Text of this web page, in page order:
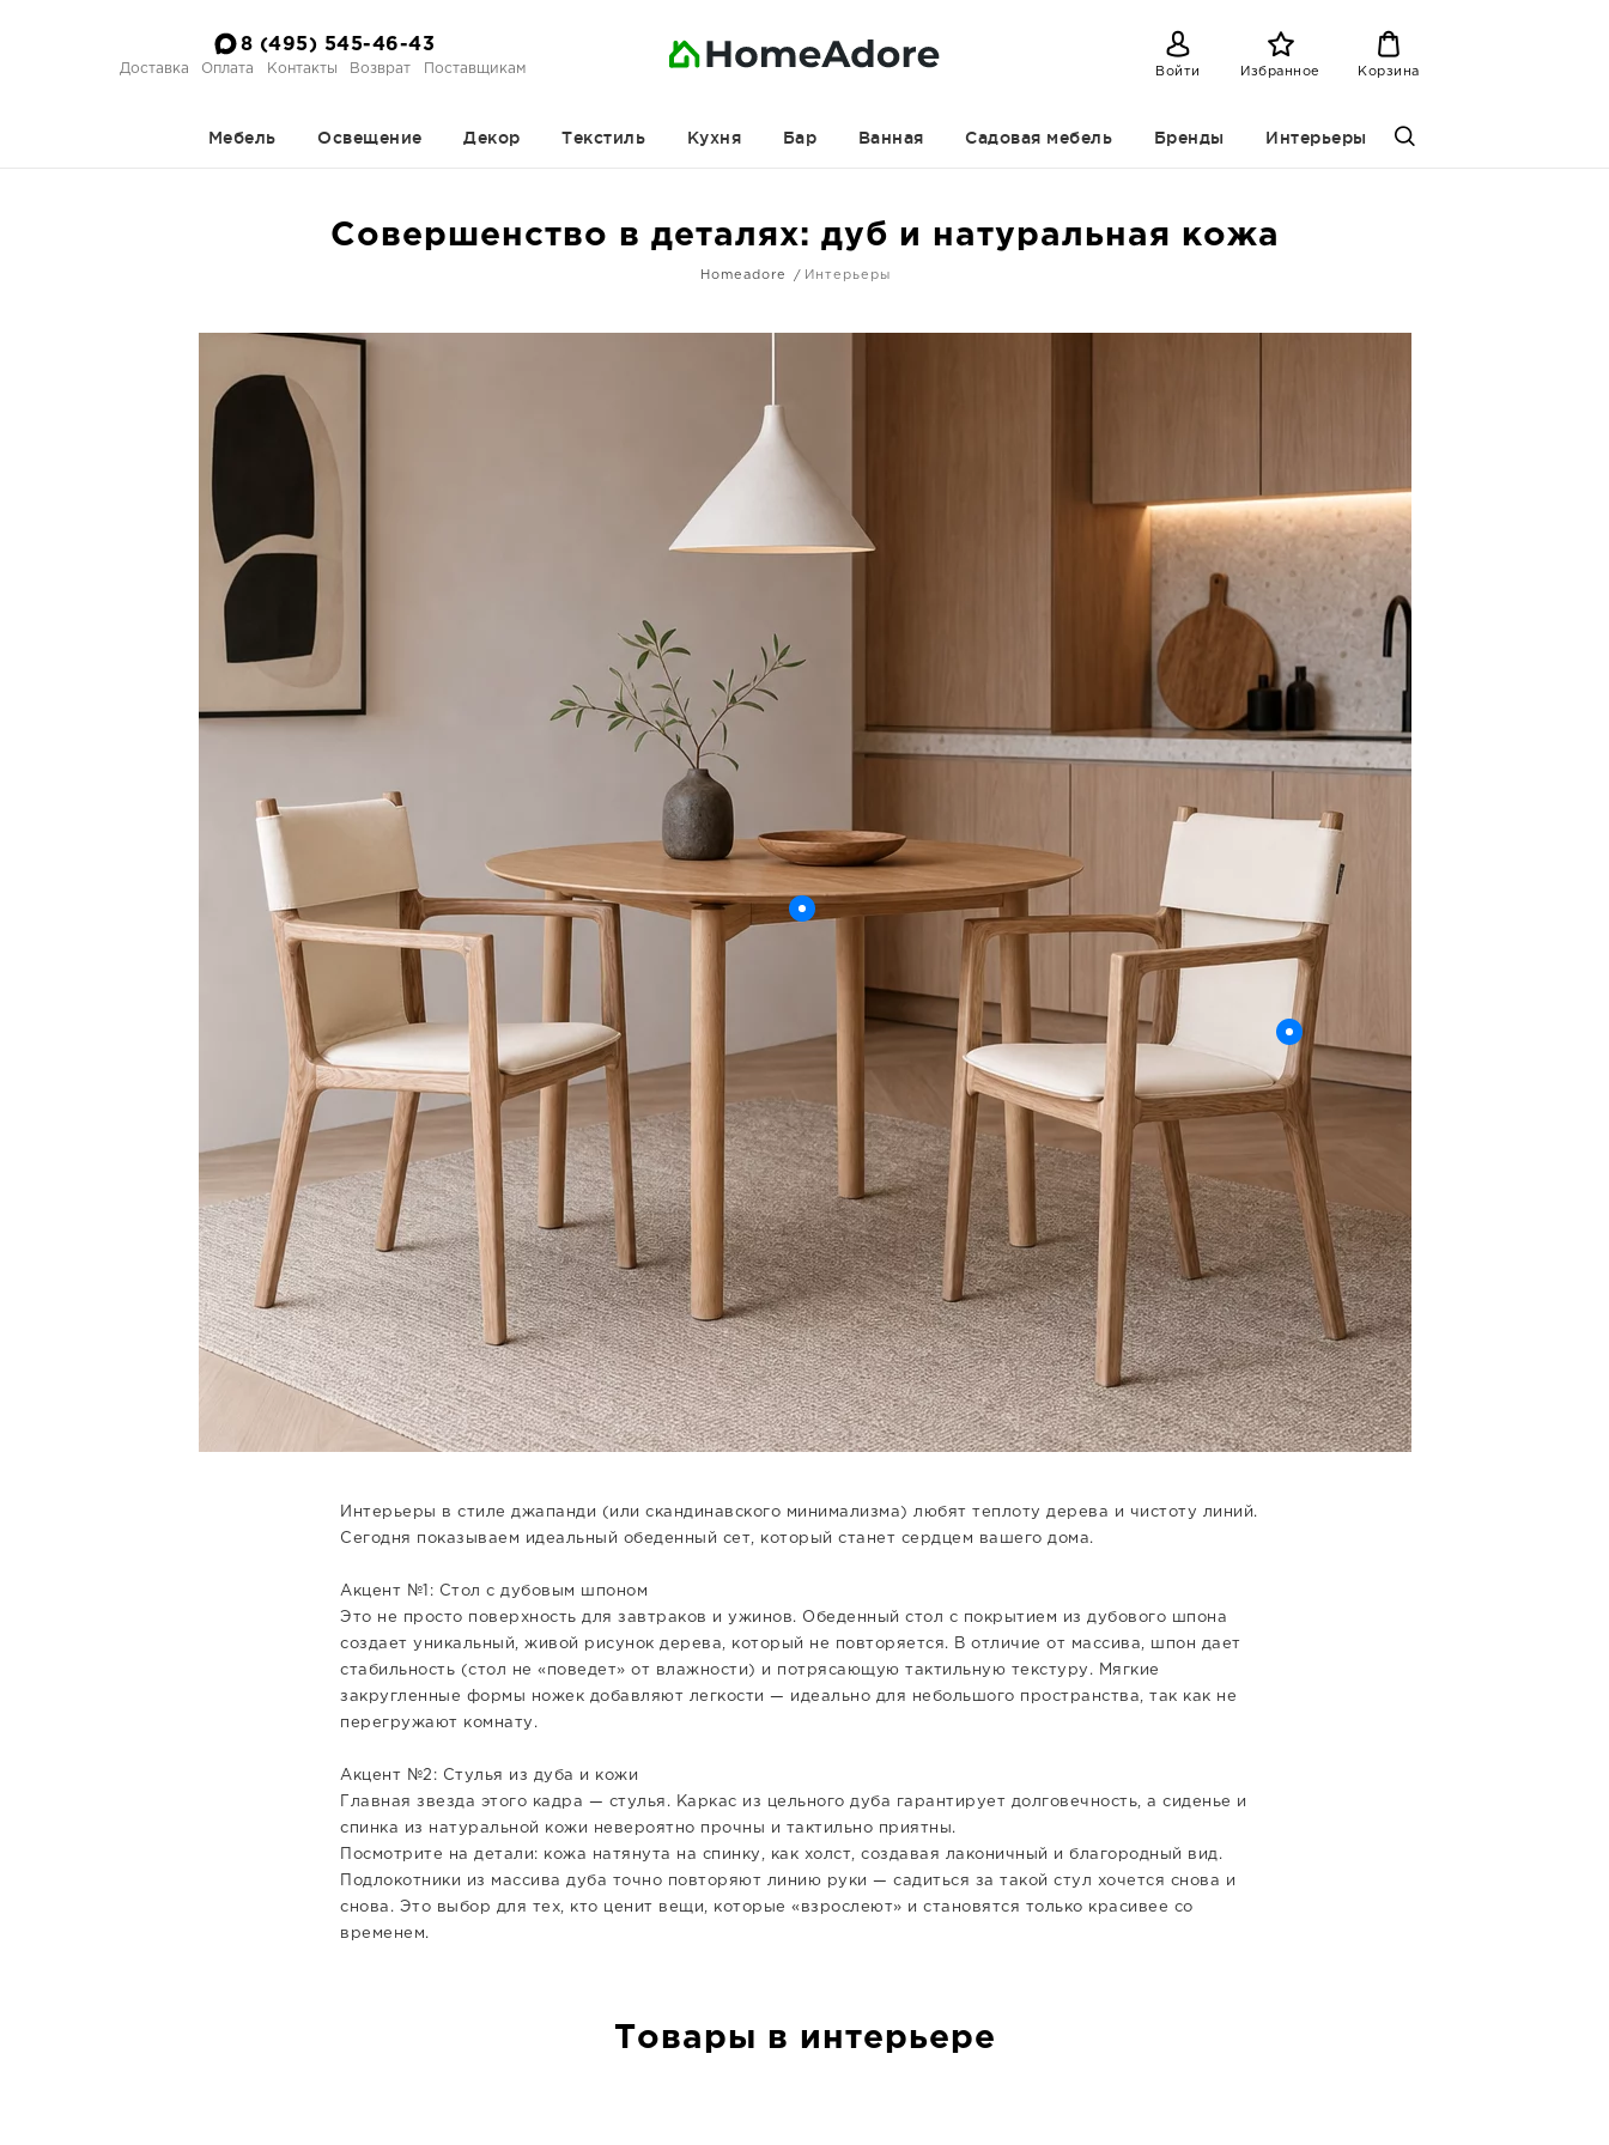
8 (495) 545-46-43
Доставка Оплата Контакты Возврат Поставщикам Войти Избранное Корзина
Мебель Освещение Декор Текстиль Кухня Бар Ванная Садовая мебель Бренды Интерьеры
Совершенство в деталях: дуб и натуральная кожа
Homeadore Интерьеры
Интерьеры в стиле джапанди (или скандинавского минимализма) любят теплоту дерева и чистоту линий.
Сегодня показываем идеальный обеденный сет, который станет сердцем вашего дома.
Акцент №1: Стол с дубовым шпоном
Это не просто поверхность для завтраков и ужинов. Обеденный стол с покрытием из дубового шпона
создает уникальный, живой рисунок дерева, который не повторяется. В отличие от массива, шпон дает
стабильность (стол не «поведет» от влажности) и потрясающую тактильную текстуру. Мягкие
закругленные формы ножек добавляют легкости — идеально для небольшого пространства, так как не
перегружают комнату.
Акцент №2: Стулья из дуба и кожи
Главная звезда этого кадра — стулья. Каркас из цельного дуба гарантирует долговечность, а сиденье и
спинка из натуральной кожи невероятно прочны и тактильно приятны.
Посмотрите на детали: кожа натянута на спинку, как холст, создавая лаконичный и благородный вид.
Подлокотники из массива дуба точно повторяют линию руки — садиться за такой стул хочется снова и
снова. Это выбор для тех, кто ценит вещи, которые «взрослеют» и становятся только красивее со
временем.
Товары в интерьере